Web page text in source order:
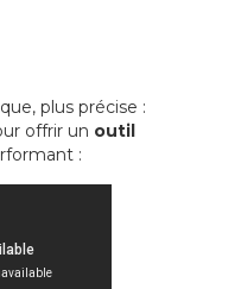
plus précise :
offrir un outil
: